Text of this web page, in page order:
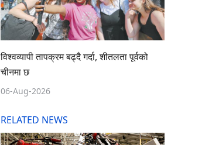
विश्वव्यापी तापक्रम बढ्दै गर्दा, शीतलता पूर्वको
चीनमा छ
06-Aug-2026
RELATED NEWS